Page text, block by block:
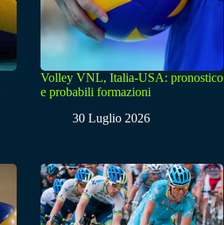
Volley VNL, Italia-USA: pronostico
e probabili formazioni
30 Luglio 2026